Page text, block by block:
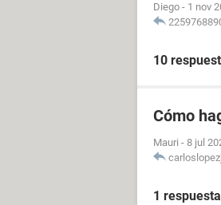
Diego - 1 nov
10
Cómo
Mauri - 8 jul
1 respuesta